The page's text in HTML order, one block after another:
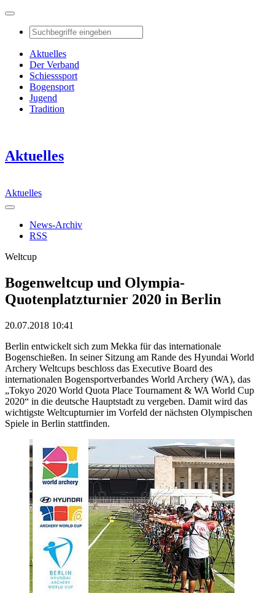
Aktuelles
Der Verband
Schiesssport
Bogensport
Jugend
Tradition
Aktuelles
Aktuelles
News-Archiv
RSS
Weltcup
Bogenweltcup und Olympia-
Quotenplatzturnier 2020 in Berlin
20.07.2018 10:41
Berlin entwickelt sich zum Mekka für das internationale
Bogenschießen. In seiner Sitzung am Rande des Hyundai World
Archery Weltcups beschloss das Executive Board des
internationalen Bogensportverbandes World Archery (WA), das
„Tokyo 2020 World Quota Place Tournament & WA World Cup
2020“ in die deutsche Hauptstadt zu vergeben. Damit wird das
wichtigste Weltcupturnier im Vorfeld der nächsten Olympischen
Spiele in Berlin stattfinden.